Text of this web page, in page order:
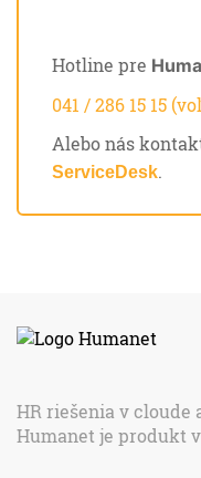
Hotline pre
041 / 286 15 15
Alebo nás
ServiceDesk.
HR riešenia v cloude
Humanet je produkt